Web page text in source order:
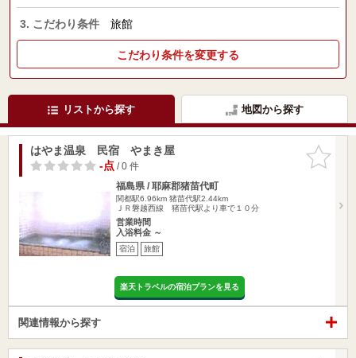
3. こだわり条件 旅館
こだわり条件を変更する
リストから探す 地図から探す
お気に入
りに追加
はやま温泉 民宿 やまき屋
-点/ 0 件
福島県 / 耶麻郡猪苗代町
関都駅6.96km 猪苗代駅2.44km
ＪＲ磐越西線 猪苗代駅より車で１０分
営業時間
入浴料金 ～
宿泊 旅館
楽天トラベルの宿泊プランを見る
関連情報から探す